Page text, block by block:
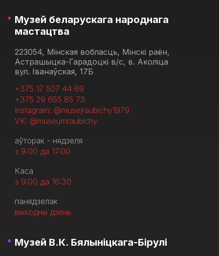
Музей беларускага народнага
мастацтва
223054, Мінская вобласць, Мінскі раён,
Астрашыцка-Гарадоцкі в/с, в. Аколіца
вул. Іванаўская, 17Б
+375 17 507 44 69
+375 29 655 85 73
Instagram: @musejraubichy1979
VK: @museumraubichy
аўторак - нядзеля
з 9:00 да 17:00
Каса
з 9:00 да 16:30
панядзелак
выходны дзень
Музей В.К. Бялыніцкага-Бірулі